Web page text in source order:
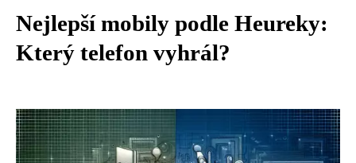
Nejlepší mobily podle Heureky:
Který telefon vyhrál?